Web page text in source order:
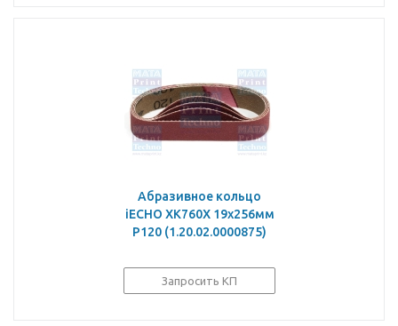
Абразивное кольцо
iECHO XK760X 19x256мм
P120 (1.20.02.0000875)
Запросить КП